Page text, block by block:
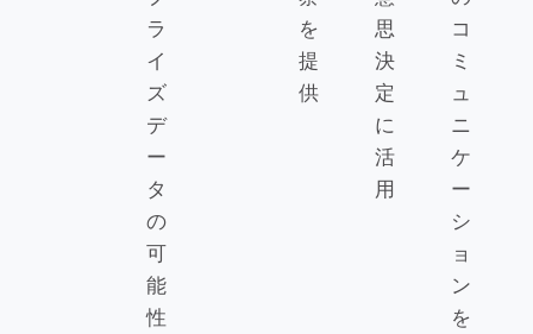
ラ
イ
ズ
デ
ー
タ
の
可
能
性
を
提
供
思
決
定
に
活
用
コ
ミ
ュ
ニ
ケ
ー
シ
ョ
ン
を